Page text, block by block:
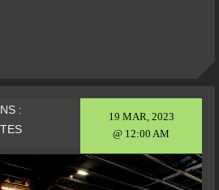
19 MAR, 2023
@ 12:00 AM
: